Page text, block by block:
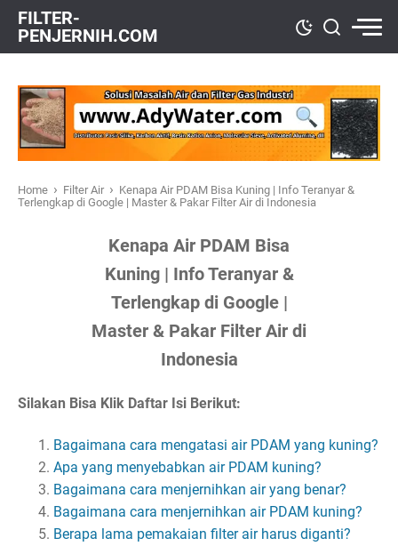
FILTER-
PENJERNIH.COM
Home › Filter Air › Kenapa Air PDAM Bisa Kuning | Info Teranyar &
Terlengkap di Google | Master & Pakar Filter Air di Indonesia
Kenapa Air PDAM Bisa
Kuning | Info Teranyar &
Terlengkap di Google |
Master & Pakar Filter Air di
Indonesia
Silakan Bisa Klik Daftar Isi Berikut:
Bagaimana cara mengatasi air PDAM yang kuning?
Apa yang menyebabkan air PDAM kuning?
Bagaimana cara menjernihkan air yang benar?
Bagaimana cara menjernihkan air PDAM kuning?
Berapa lama pemakaian filter air harus diganti?